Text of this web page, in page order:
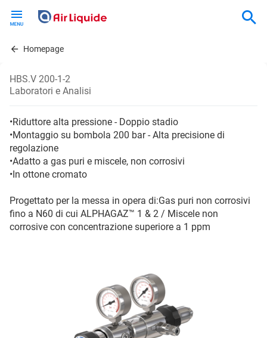
contentHomepage
HBS.V 200-1-2
Laboratori e Analisi
•Riduttore alta pressione - Doppio stadio
•Montaggio su bombola 200 bar - Alta precisione di
regolazione
•Adatto a gas puri e miscele, non corrosivi
•In ottone cromato
Progettato per la messa in opera di:Gas puri non corrosivi
fino a N60 di cui ALPHAGAZ™ 1 & 2 / Miscele non
corrosive con concentrazione superiore a 1 ppm